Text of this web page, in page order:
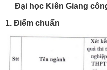
Đại học Kiên Giang
1. Điểm chuẩn